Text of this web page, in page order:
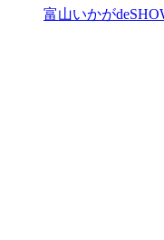
富山いかが